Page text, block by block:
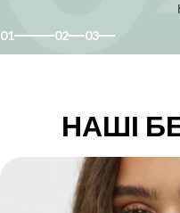
01
02 03
НАШІ